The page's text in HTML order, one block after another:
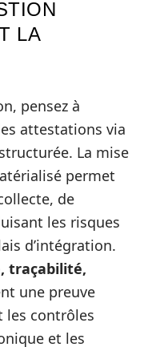
LA
pensez à
attestations via
structurée. La mise
permet
de
les risques
d’intégration.
traçabilité,
une preuve
les contrôles
et les